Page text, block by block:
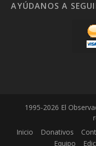
AYÚDANOS A
1995-2026 El
Inicio
Donativos
Equipo